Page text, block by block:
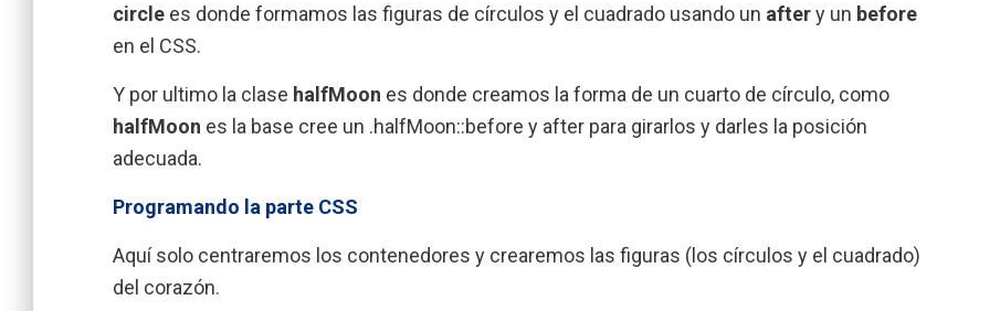
circle es donde formamos las figuras de círculos y el cuadrado usando un aftery un before
en el CSS.
Y por ultimo la clase halfMoon es donde creamos la forma de un cuarto de círculo, como
halfMoon es la base cree un .halfMoon::before y after para girarlos y darles la posición
adecuada.
Programando la parte CSS
Aquí solo centraremos los contenedores y crearemos las figuras (los círculos y el cuadrado)
del corazón.